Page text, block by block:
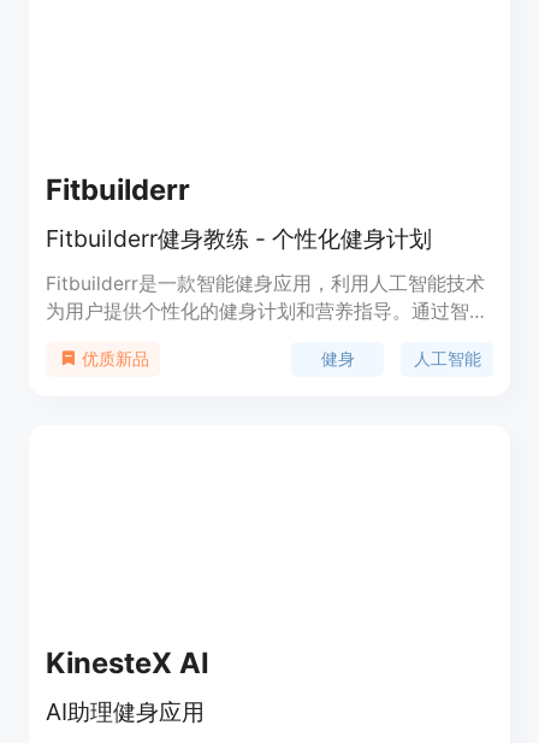
Fitbuilderr
Fitbuilderr健身教练 - 个性化健身计划
Fitbuilderr是一款智能健身应用，利用人工智能技术
为用户提供个性化的健身计划和营养指导。通过智能
炼建议和饮食方案。该应用还提供专业的健身课程和
优质新品 健身 人工智能
KinesteX AI
AI助理健身应用